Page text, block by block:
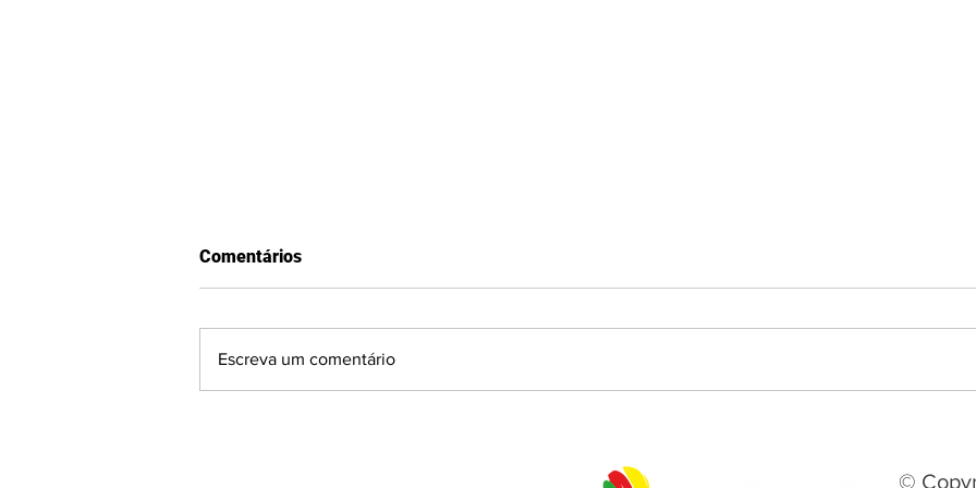
disputa da Série A2
Comentários
Escreva um comentário
©